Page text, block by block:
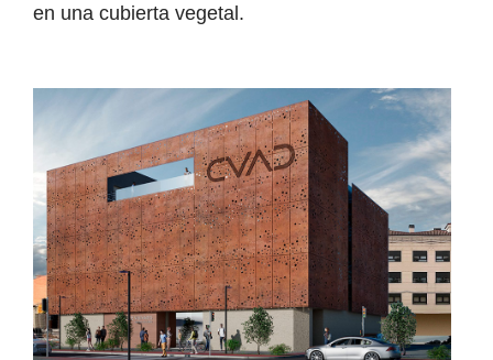
en una cubierta vegetal.